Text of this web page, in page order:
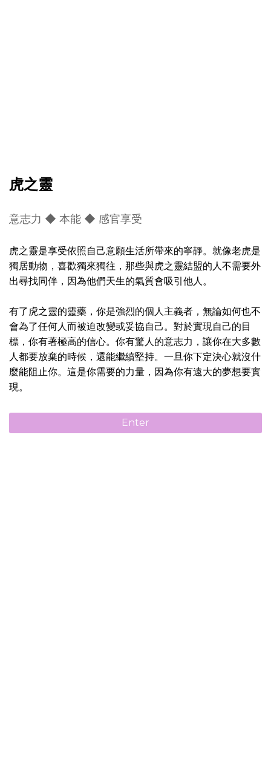
虎之靈
意志力 ◆ 本能 ◆ 感官享受
虎之靈是享受依照自己意願生活所帶來的寧靜。就像老虎是
獨居動物，喜歡獨來獨往，那些與虎之靈結盟的人不需要外
出尋找同伴，因為他們天生的氣質會吸引他人。
有了虎之靈的靈藥，你是強烈的個人主義者，無論如何也不
會為了任何人而被迫改變或妥協自己。對於實現自己的目
標，你有著極高的信心。你有驚人的意志力，讓你在大多數
人都要放棄的時候，還能繼續堅持。一旦你下定決心就沒什
麼能阻止你。這是你需要的力量，因為你有遠大的夢想要實
現。
Enter